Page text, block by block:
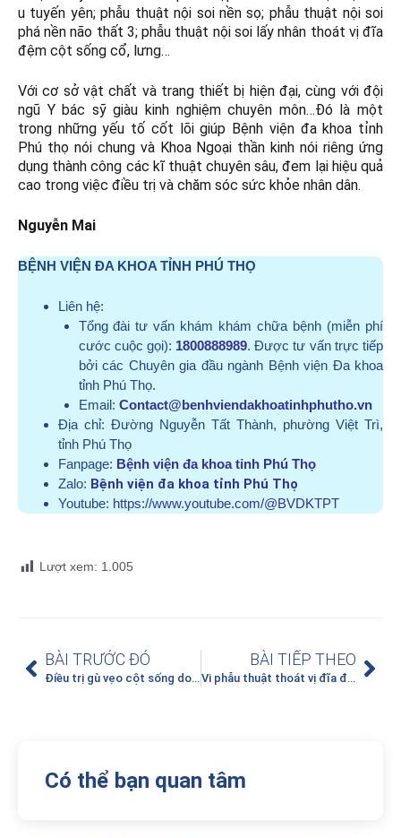
u tuyến yên; phẫu thuật nội soi nền sọ; phẫu thuật nội soi
phá nền não thất 3; phẫu thuật nội soi lấy nhân thoát vị đĩa
đệm cột sống cổ, lưng…
Với cơ sở vật chất và trang thiết bị hiện đại, cùng với đội
ngũ Y bác sỹ giàu kinh nghiệm chuyên môn…Đó là một
trong những yếu tố cốt lõi giúp Bệnh viện đa khoa tỉnh
Phú thọ nói chung và Khoa Ngoại thần kinh nói riêng ứng
dụng thành công các kĩ thuật chuyên sâu, đem lại hiệu quả
cao trong việc điều trị và chăm sóc sức khỏe nhân dân.
Nguyễn Mai
BỆNH VIỆN ĐA KHOA TỈNH PHÚ THỌ
Liên hệ:
Tổng đài tư vấn khám khám chữa bệnh (miễn phí
cước cuộc gọi): 1800888989. Được tư vấn trực tiếp
bởi các Chuyên gia đầu ngành Bệnh viện Đa khoa
tỉnh Phú Thọ.
Email: Contact@benhviendakhoatinhphutho.vn
Địa chỉ: Đường Nguyễn Tất Thành, phường Việt Trì,
tỉnh Phú Thọ
Fanpage: Bệnh viện đa khoa tỉnh Phú Thọ
Zalo: Bệnh viện đa khoa tỉnh Phú Thọ
Youtube: https://www.youtube.com/@BVDKTPT
Lượt xem: 1.005
BÀI TRƯỚC ĐÓ
Điều trị gù vẹo cột sống do dị tật nửa thân đốt sống bẩm sinh cho bệnh nhi 8 tuổi
BÀI TIẾP THEO
Vi phẫu thuật thoát vị đĩa đệm L4 – L5
Có thể bạn quan tâm